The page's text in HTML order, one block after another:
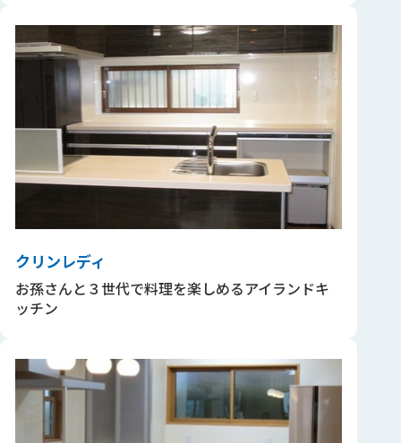
クリンレディ
お孫さんと３世代で料理を楽しめるアイランドキ
ッチン